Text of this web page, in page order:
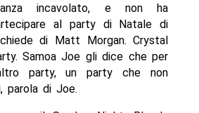
incavolato, e non ha
al party di Natale di
di Matt Morgan. Crystal
Samoa Joe gli dice che per
party, un party che non
parola di Joe.